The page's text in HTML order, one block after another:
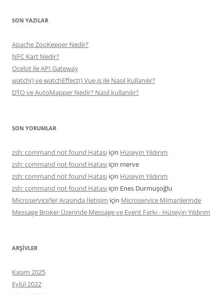
SON YAZILAR
Apache ZooKeeper Nedir?
NFC Kart Nedir?
Ocelot ile API Gateway
watch() ve watchEffect() Vue.js ile Nasıl Kullanılır?
DTO ve AutoMapper Nedir? Nasıl kullanılır?
SON YORUMLAR
zsh: command not found Hatası için Hüseyin Yıldırım
zsh: command not found Hatası için merve
zsh: command not found Hatası için Hüseyin Yıldırım
zsh: command not found Hatası için Enes Durmuşoğlu
Microservice’ler Arasında İletişim için Microservice Mimarilerinde
Message Broker Üzerinde Message ve Event Farkı - Hüseyin Yıldırım
ARŞIVLER
Kasım 2025
Eylül 2022